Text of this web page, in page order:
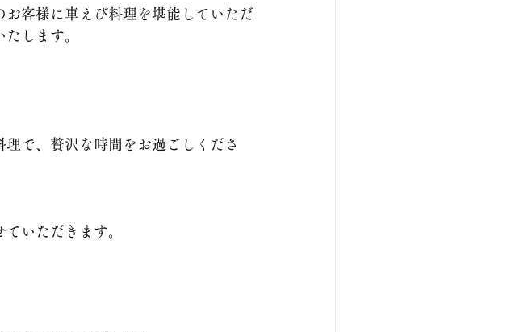
客様に車えび料理を堪能していただ
します。
で、贅沢な時間をお過ごしくださ
いただきます。